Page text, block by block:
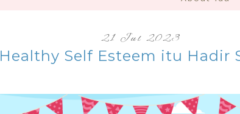
21 Jul 2023
Healthy Self Esteem itu Hadir